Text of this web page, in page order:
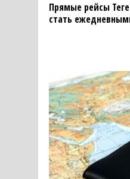
Прямые рейсы
стать